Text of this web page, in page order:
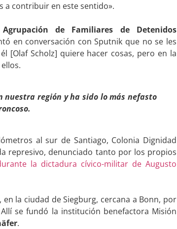
a contribuir en este sentido».
Agrupación de Familiares de Detenidos
en conversación con Sputnik que no se les
[Olaf Scholz] quiere hacer cosas, pero en la
nuestra región y ha sido lo más nefasto
al sur de Santiago, Colonia Dignidad
represivo, denunciado tanto por los propios
la dictadura cívico-militar de Augusto
en la ciudad de Siegburg, cercana a Bonn, por
se fundó la institución benefactora Misión
.